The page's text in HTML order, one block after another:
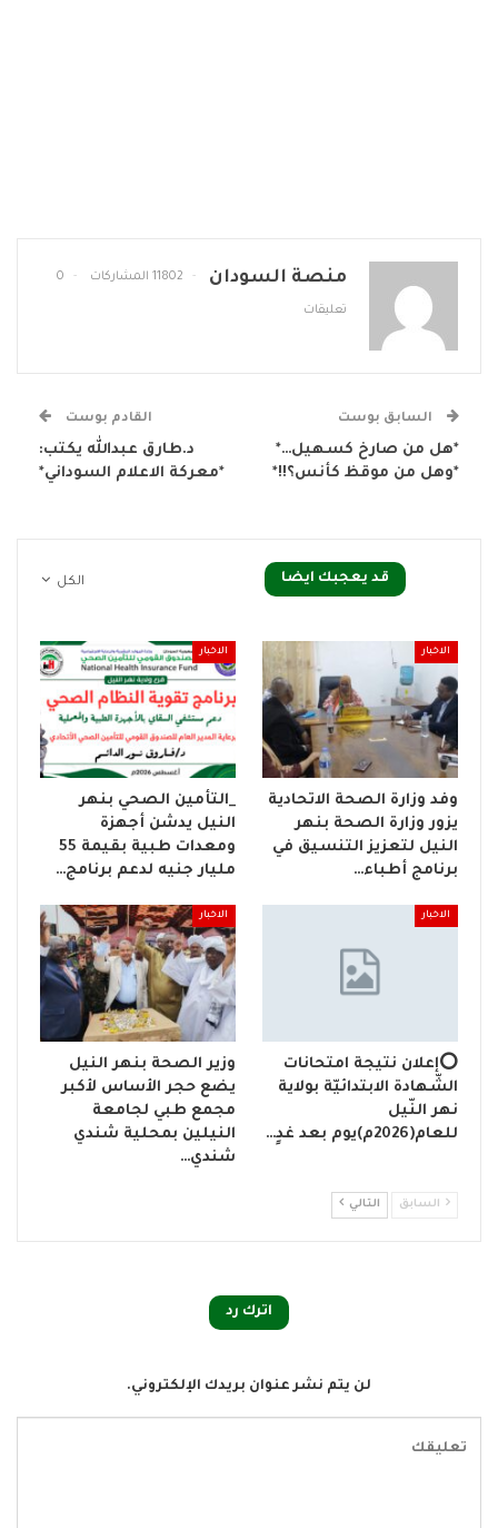
منصة السودان 11802 المشاركات 0
تعليقات
السابق بوست
*هل من صارخ كسهيل…*
*وهل من موقظ كأنس؟!!*
القادم بوست
د.طارق عبدالله يكتب:
*معركة الاعلام السوداني*
الكل قد يعجبك ايضا
الاخبار
وفد وزارة الصحة الاتحادية
يزور وزارة الصحة بنهر
النيل لتعزيز التنسيق في
برنامج أطباء…
الاخبار
_التأمين الصحي بنهر
النيل يدشن أجهزة
ومعدات طبية بقيمة 55
مليار جنيه لدعم برنامج…
الاخبار
⭕إعلان نتيجة امتحانات
الشّهادة الابتدائيّة بولاية
نهر النّيل
للعام(2026م)يوم بعد غدٍ…
الاخبار
وزير الصحة بنهر النيل
يضع حجر الأساس لأكبر
مجمع طبي لجامعة
النيلين بمحلية شندي
شندي…
السابق التالي
اترك رد
لن يتم نشر عنوان بريدك الإلكتروني.